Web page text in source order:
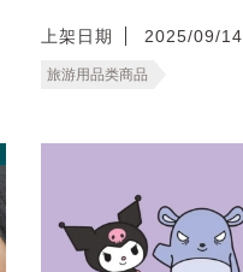
上架日期 2025/09/14
旅游用品类商品